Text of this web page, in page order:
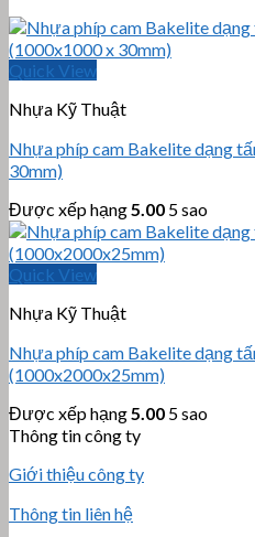
Quick View
Nhựa Kỹ Thuật
Nhựa phíp cam Bakelite dạng
30mm)
Được xếp hạng5.00 5 sao
Quick View
Nhựa Kỹ Thuật
Nhựa phíp cam Bakelite dạng
(1000x2000x25mm)
Được xếp hạng5.00 5 sao
Thông tin công ty
Giới thiệu công ty
Thông tin liên hệ